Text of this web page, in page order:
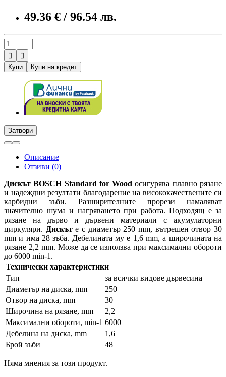
49.36 € / 96.54 лв.


Купи
Купи на кредит
Затвори
Описание
Отзиви (0)
ДискътBOSCH Standard for Wood осигурява плавно рязане
и надеждни резултати благодарение на висококачествените си
карбидни зъби. Разширителните прорези намаляват
значително шума и нагряването при работа. Подходящ е за
рязане на дърво и дървени материали с акумулаторни
циркуляри. Дискъте с диаметър 250 mm, вътрешен отвор 30
mm и има 28 зъба. Дебелината му е 1,6 mm, а широчината на
рязане 2,2 mm. Може да се използва при максимални обороти
до 6000 min-1.
Технически характеристики
Тип
за всички видове дървесина
Диаметър на диска, mm
250
Отвор на диска, mm
30
Широчина на рязане, mm
2,2
Максимални обороти, min-1 6000
Дебелина на диска, mm
1,6
Брой зъби
48
Няма мнения за този продукт.